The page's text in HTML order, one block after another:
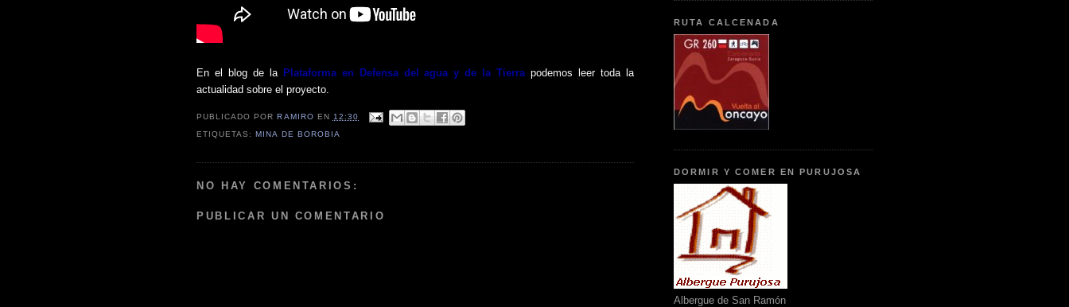
En el blog de la Plataforma en Defensa del agua y de la Tierrapodemos leer toda la
actualidad sobre el proyecto.
PUBLICADO POR RAMIRO EN 12:30
ETIQUETAS: MINA DE BOROBIA
NO HAY COMENTARIOS:
PUBLICAR UN COMENTARIO
RUTA CALCENADA
DORMIR Y COMER EN PURUJOSA
Albergue de San Ramón